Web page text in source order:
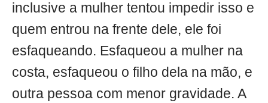
inclusive a mulher tentou impedir isso e
quem entrou na frente dele, ele foi
esfaqueando. Esfaqueou a mulher na
costa, esfaqueou o filho dela na mão, e
outra pessoa com menor gravidade. A